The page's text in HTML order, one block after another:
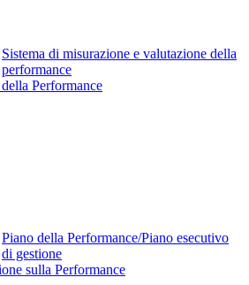
Sistema di misurazione e valutazione della
performance
Performance
Piano della Performance/Piano esecutivo
di gestione
sulla Performance